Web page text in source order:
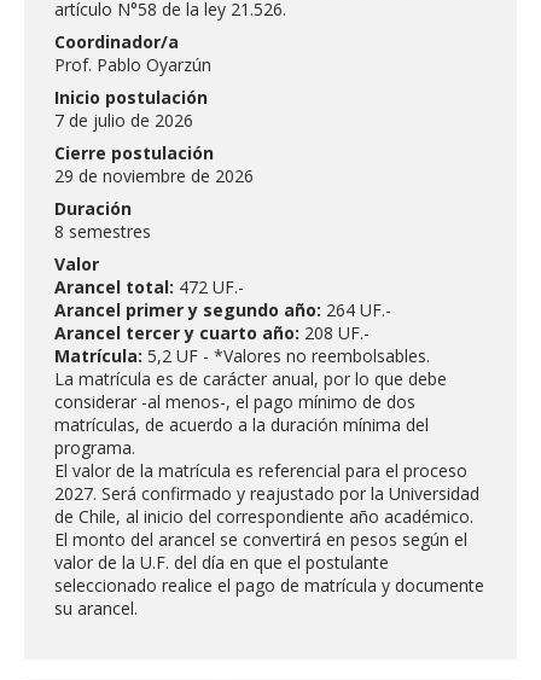
artículo N°58 de la ley 21.526.
Coordinador/a
Prof. Pablo Oyarzún
Inicio postulación
7 de julio de 2026
Cierre postulación
29 de noviembre de 2026
Duración
8 semestres
Valor
Arancel total: 472 UF.-
Arancel primer y segundo año: 264 UF.-
Arancel tercer y cuarto año: 208 UF.-
Matrícula: 5,2 UF - *Valores no reembolsables.
La matrícula es de carácter anual, por lo que debe
considerar -al menos-, el pago mínimo de dos
matrículas, de acuerdo a la duración mínima del
programa.
El valor de la matrícula es referencial para el proceso
2027. Será confirmado y reajustado por la Universidad
de Chile, al inicio del correspondiente año académico.
El monto del arancel se convertirá en pesos según el
valor de la U.F. del día en que el postulante
seleccionado realice el pago de matrícula y documente
su arancel.